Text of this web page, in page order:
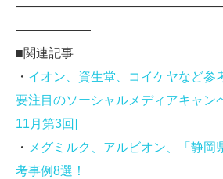
——————
■関連記事
・ イオン、資生堂、コイケヤなど参
要注目のソーシャルメディアキャン
11月第3回]
・ メグミルク、アルビオン、「静岡
考事例8選！